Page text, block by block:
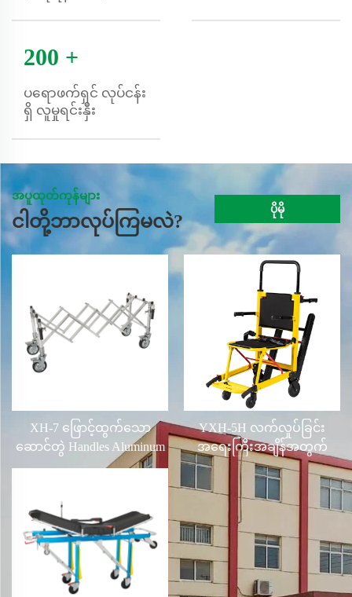
200 +
ပရောဖက်ရှင် လုပ်ငန်း
ရှိ လူမှုရင်းနှီး
အပူထုတ်ကုန်များ
ငါတို့ဘာလုပ်ကြမလဲ?
ပိုမို
XH-7 ဖြောင့်ထွက်သော
ဆောင်တွဲ Handles Aluminum
Alloy Church Truck
YXH-5H လက်လှုပ်ခြင်း
အရေးကြီးအချိန်အတွက်
အဆင့်ဆေးကြိုက်